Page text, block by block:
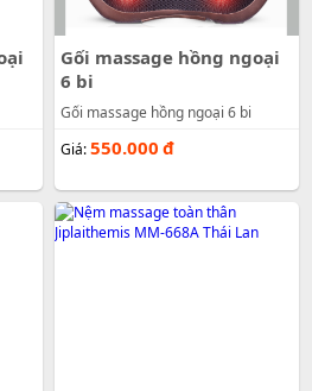
Gối massage hồng ngoại
6 bi
Gối massage hồng ngoại 6 bi
Giá:550.000 đ